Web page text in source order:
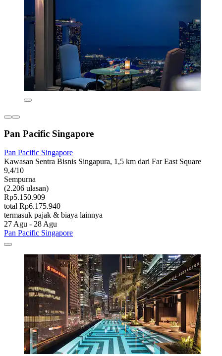
Pan Pacific Singapore
Pan Pacific Singapore
Kawasan Sentra Bisnis Singapura, 1,5 km dari Far East Square
9,4/10
Sempurna
(2.206 ulasan)
Rp5.150.909
total Rp6.175.940
termasuk pajak & biaya lainnya
27 Agu - 28 Agu
Pan Pacific Singapore